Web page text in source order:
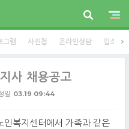
그램 사진첩 온라인상담 입소안내
사 채용공고
일 03.19 09:44
복지센터에서 가족과 같은